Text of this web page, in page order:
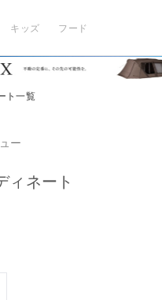
キッズ フード
ト一覧
ー
ィネート